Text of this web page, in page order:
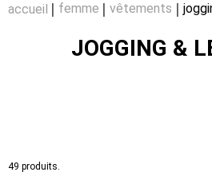
accueil femme vêtements
JOGGING &
49 produits.